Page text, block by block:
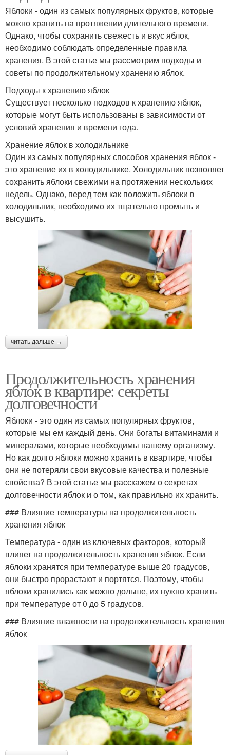
Яблоки - один из самых популярных фруктов, которые
можно хранить на протяжении длительного времени.
Однако, чтобы сохранить свежесть и вкус яблок,
необходимо соблюдать определенные правила
хранения. В этой статье мы рассмотрим подходы и
советы по продолжительному хранению яблок.
Подходы к хранению яблок
Существует несколько подходов к хранению яблок,
которые могут быть использованы в зависимости от
условий хранения и времени года.
Хранение яблок в холодильнике
Один из самых популярных способов хранения яблок -
это хранение их в холодильнике. Холодильник позволяет
сохранить яблоки свежими на протяжении нескольких
недель. Однако, перед тем как положить яблоки в
холодильник, необходимо их тщательно промыть и
высушить.
читать дальше →
Продолжительность хранения
яблок в квартире: секреты
долговечности
Яблоки - это один из самых популярных фруктов,
которые мы ем каждый день. Они богаты витаминами и
минералами, которые необходимы нашему организму.
Но как долго яблоки можно хранить в квартире, чтобы
они не потеряли свои вкусовые качества и полезные
свойства? В этой статье мы расскажем о секретах
долговечности яблок и о том, как правильно их хранить.
### Влияние температуры на продолжительность
хранения яблок
Температура - один из ключевых факторов, который
влияет на продолжительность хранения яблок. Если
яблоки хранятся при температуре выше 20 градусов,
они быстро прорастают и портятся. Поэтому, чтобы
яблоки хранились как можно дольше, их нужно хранить
при температуре от 0 до 5 градусов.
### Влияние влажности на продолжительность хранения
яблок